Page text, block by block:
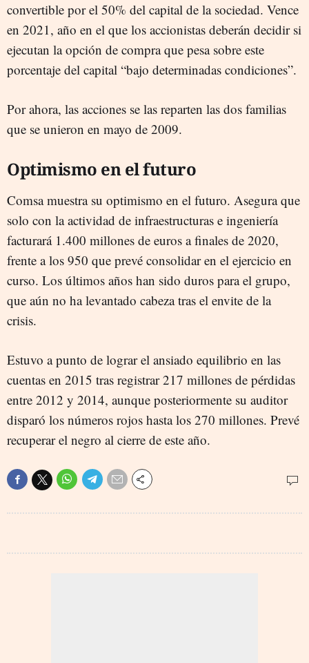
convertible por el 50% del capital de la sociedad. Vence
en 2021, año en el que los accionistas deberán decidir si
ejecutan la opción de compra que pesa sobre este
porcentaje del capital “bajo determinadas condiciones”.
Por ahora, las acciones se las reparten las dos familias
que se unieron en mayo de 2009.
Optimismo en el futuro
Comsa muestra su optimismo en el futuro. Asegura que
solo con la actividad de infraestructuras e ingeniería
facturará 1.400 millones de euros a finales de 2020,
frente a los 950 que prevé consolidar en el ejercicio en
curso. Los últimos años han sido duros para el grupo,
que aún no ha levantado cabeza tras el envite de la
crisis.
Estuvo a punto de lograr el ansiado equilibrio en las
cuentas en 2015 tras registrar 217 millones de pérdidas
entre 2012 y 2014, aunque posteriormente su auditor
disparó los números rojos hasta los 270 millones. Prevé
recuperar el negro al cierre de este año.